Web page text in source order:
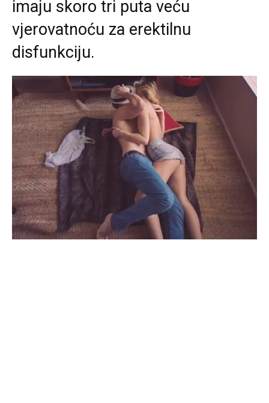
imaju skoro tri puta veću
vjerovatnoću za erektilnu
disfunkciju.